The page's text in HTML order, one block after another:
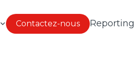
Contactez-nous Reporting